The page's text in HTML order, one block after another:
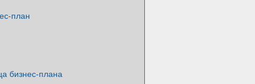
план
бизнес-плана